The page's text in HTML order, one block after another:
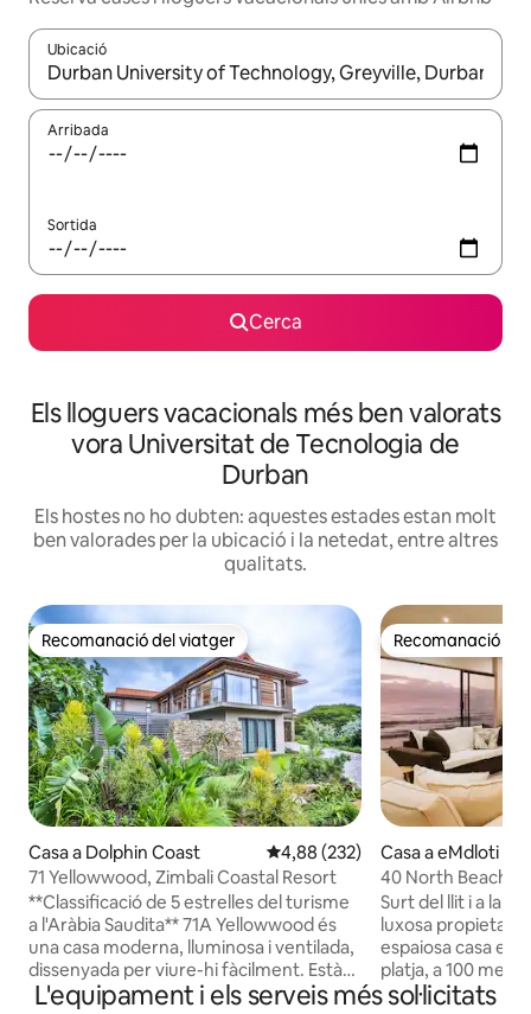
Ubicació
Quan els resultats estiguin disponibles, podràs navegar-hi a
Arribada
Sortida
Cerca
Els lloguers vacacionals més ben valorats
vora Universitat de Tecnologia de
Durban
Els hostes no ho dubten: aquestes estades estan molt
ben valorades per la ubicació i la netedat, entre altres
qualitats.
Recomanació del viatger
Recomanació del viatger
Casa a Dolphin Coast 4,88 de puntuació mitjana d'un
4,88 (232)
71 Yellowwood, Zimbali Coastal Resort
**Classificació de 5 estrelles del turisme
a l'Aràbia Saudita** 71A Yellowwood és
una casa moderna, lluminosa i ventilada,
dissenyada per viure-hi fàcilment. Està
situat al guardonat Zimbali Coastal
Recomanació
Recomanació
Casa a eMdloti
40 North Beach
Surt del llit i a la
luxosa propietat a peu
espaiosa casa es
platja, a 100
marea Umdloti i a
L'equipament i els serveis més sol·licitats